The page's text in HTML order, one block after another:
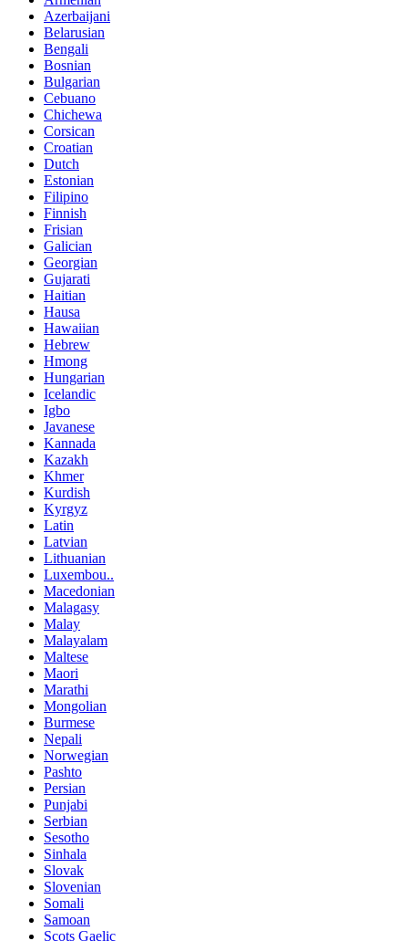
Azerbaijani
Belarusian
Bengali
Bosnian
Bulgarian
Cebuano
Chichewa
Corsican
Croatian
Dutch
Estonian
Filipino
Finnish
Frisian
Galician
Georgian
Gujarati
Haitian
Hausa
Hawaiian
Hebrew
Hmong
Hungarian
Icelandic
Igbo
Javanese
Kannada
Kazakh
Khmer
Kurdish
Kyrgyz
Latin
Latvian
Lithuanian
Luxembou..
Macedonian
Malagasy
Malay
Malayalam
Maltese
Maori
Marathi
Mongolian
Burmese
Nepali
Norwegian
Pashto
Persian
Punjabi
Serbian
Sesotho
Sinhala
Slovak
Slovenian
Somali
Samoan
Scots Gaelic